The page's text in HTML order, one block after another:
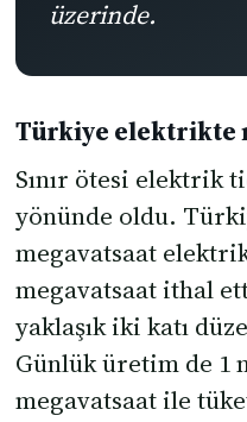
üzerinde.
Türkiye elektrikte
Sınır ötesi elektrik
yönünde oldu.
megavatsaat
megavatsaat ithal
yaklaşık iki katı
Günlük üretim de 1
megavatsaat ile